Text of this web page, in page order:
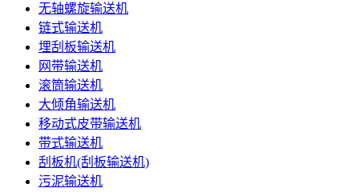
无轴螺旋输送机
链式输送机
埋刮板输送机
网带输送机
滚筒输送机
大倾角输送机
移动式皮带输送机
带式输送机
刮板机(刮板输送机)
污泥输送机